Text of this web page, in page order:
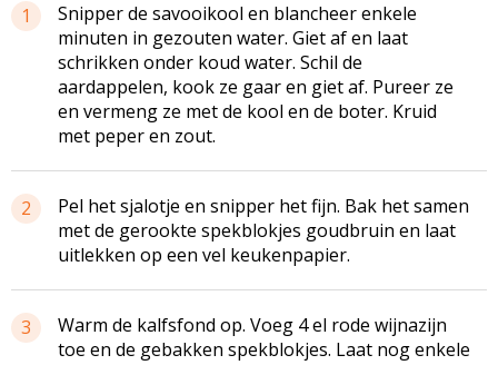
1
Snipper de savooikool en blancheer enkele
minuten in gezouten water. Giet af en laat
schrikken onder koud water. Schil de
aardappelen, kook ze gaar en giet af. Pureer ze
en vermeng ze met de kool en de boter. Kruid
met peper en zout.
2
Pel het sjalotje en snipper het fijn. Bak het samen
met de gerookte spekblokjes goudbruin en laat
uitlekken op een vel keukenpapier.
3
Warm de kalfsfond op. Voeg 4 el rode wijnazijn
toe en de gebakken spekblokjes. Laat nog enkele